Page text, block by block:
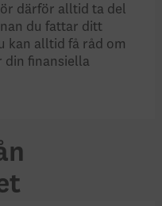
därför alltid ta del
du fattar ditt
kan alltid få råd om
din finansiella